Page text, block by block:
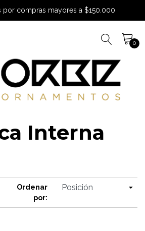
por compras mayores a $150.000
0
Interna
Ordenar
por: